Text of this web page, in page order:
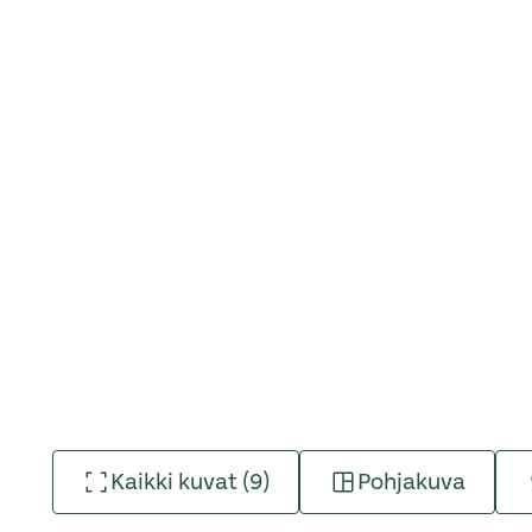
Kaikki kuvat (9) Pohjakuva